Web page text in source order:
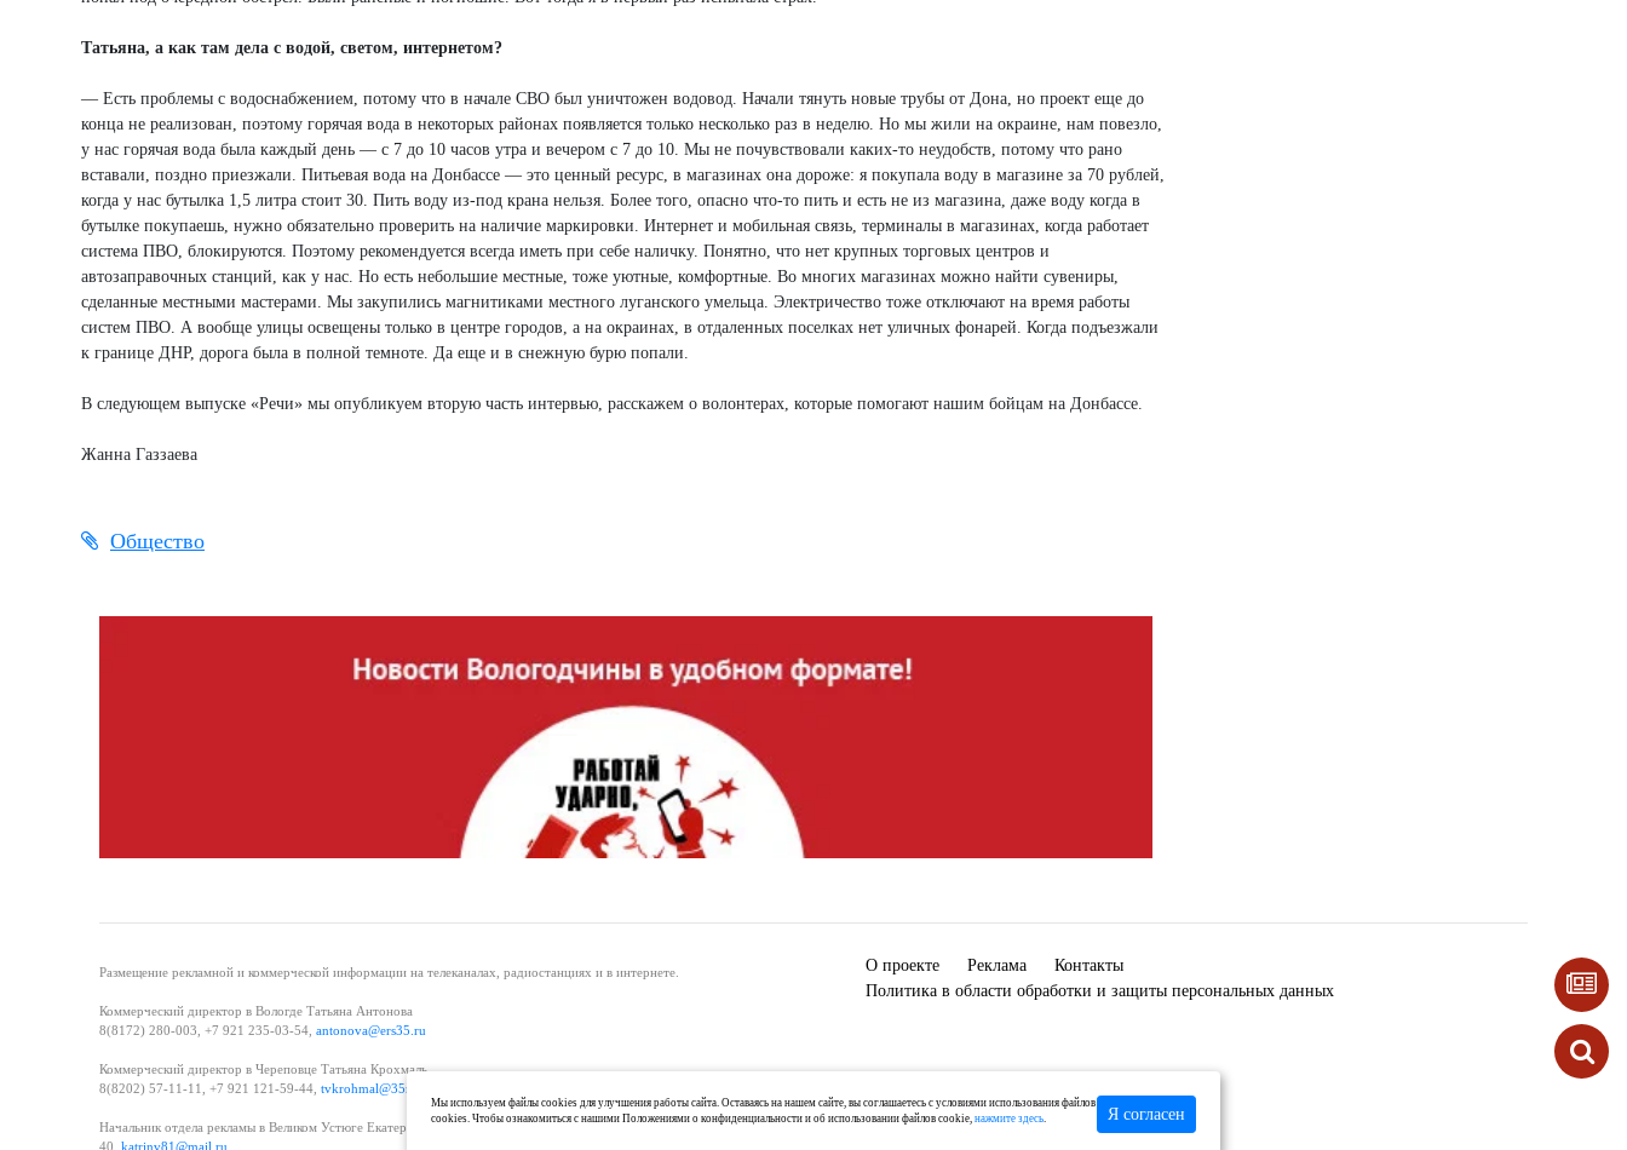
Татьяна, а как там дела с водой, светом, интернетом?
— Есть проблемы с водоснабжением, потому что в начале СВО был уничтожен водовод. Начали тянуть новые трубы от Дона, но проект еще до
конца не реализован, поэтому горячая вода в некоторых районах появляется только несколько раз в неделю. Но мы жили на окраине, нам повезло,
у нас горячая вода была каждый день — с 7 до 10 часов утра и вечером с 7 до 10. Мы не почувствовали каких-то неудобств, потому что рано
вставали, поздно приезжали. Питьевая вода на Донбассе — это ценный ресурс, в магазинах она дороже: я покупала воду в магазине за 70 рублей,
когда у нас бутылка 1,5 литра стоит 30. Пить воду из-под крана нельзя. Более того, опасно что-то пить и есть не из магазина, даже воду когда в
бутылке покупаешь, нужно обязательно проверить на наличие маркировки. Интернет и мобильная связь, терминалы в магазинах, когда работает
система ПВО, блокируются. Поэтому рекомендуется всегда иметь при себе наличку. Понятно, что нет крупных торговых центров и
автозаправочных станций, как у нас. Но есть небольшие местные, тоже уютные, комфортные. Во многих магазинах можно найти сувениры,
сделанные местными мастерами. Мы закупились магнитиками местного луганского умельца. Электричество тоже отключают на время работы
систем ПВО. А вообще улицы освещены только в центре городов, а на окраинах, в отдаленных поселках нет уличных фонарей. Когда подъезжали
к границе ДНР, дорога была в полной темноте. Да еще и в снежную бурю попали.
В следующем выпуске «Речи» мы опубликуем вторую часть интервью, расскажем о волонтерах, которые помогают нашим бойцам на Донбассе.
Жанна Газзаева
Общество
Размещение рекламной и коммерческой информации на телеканалах, радиостанциях и в интернете.
Коммерческий директор в Вологде Татьяна Антонова
8(8172) 280-003, +7 921 235-03-54, antonova@ers35.ru
Коммерческий директор в Череповце Татьяна Крохмаль
8(8202) 57-11-11, +7 921 121-59-44, tvkrohmal@35media.ru
Начальник отдела рекламы в Великом Устюге Екатерина Вьюжанина 8(81738) 2-04-44, +7 921 125-06-
40, katrinv81@mail.ru
О проекте Реклама
Контакты
Политика в области обработки и защиты персональных данных
Мы используем файлы cookies для улучшения работы сайта. Оставаясь на нашем сайте, вы соглашаетесь с условиями использования файлов
cookies. Чтобы ознакомиться с нашими Положениями о конфиденциальности и об использовании файлов cookie, нажмите здесь. Я согласен